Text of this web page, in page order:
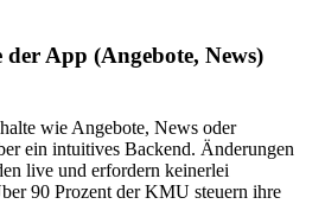
App (Angebote, News)
wie Angebote, News oder
ein intuitives Backend. Änderungen
live und erfordern keinerlei
90 Prozent der KMU steuern ihre